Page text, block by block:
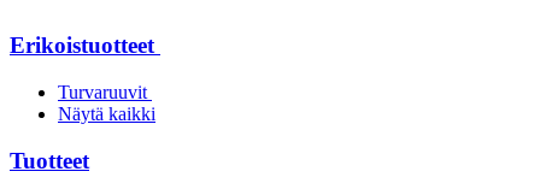
Erikoistuotteet
Turvaruuvit
Näytä kaikki
Tuotteet